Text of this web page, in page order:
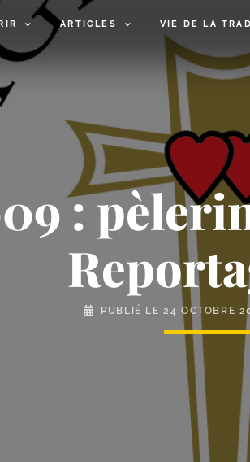
ARTICLES VIE DE LA
:
PUBLIÉ LE 24 OCTOBRE